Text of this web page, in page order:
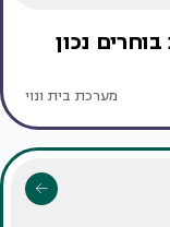
נכון
מערכת בית ונוי